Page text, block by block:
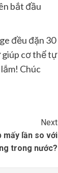
bắt đầu
đều đặn 30
giúp cơ thể tự
Chúc
Next
mấy lần so với
trong nước?